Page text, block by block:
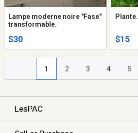
Lampe moderne noire "Fase"
transformable.
$30
Plante.
$15
1 2 3 4 5
LesPAC